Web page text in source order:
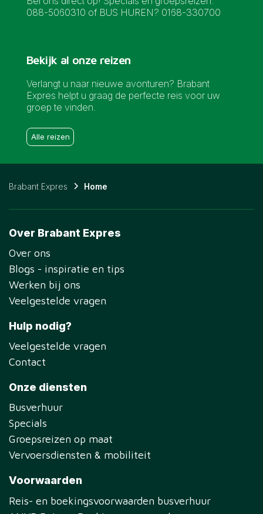
088-5060310 of BUS HUREN? 0168-330700
Bekijk al onze reizen
Verlangt u naar nieuwe avonturen? Brabant
Expres helpt u graag de perfecte reis voor uw
groep te vinden.
Alle reizen
Brabant Expres Home
Over Brabant Expres
Over ons
Blogs - inspiratie en tips
Werken bij ons
Veelgestelde vragen
Hulp nodig?
Veelgestelde vragen
Contact
Onze diensten
Busverhuur
Specials
Groepsreizen op maat
Vervoersdiensten & mobiliteit
Voorwaarden
Reis- en boekingsvoorwaarden busverhuur